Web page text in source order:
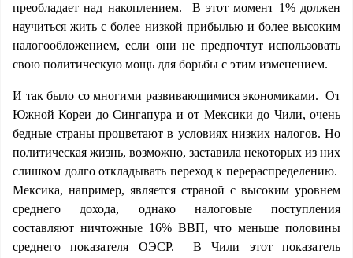
преобладает над накоплением. В этот момент 1% должен
научиться жить с более низкой прибылью и более высоким
налогообложением, если они не предпочтут использовать
свою политическую мощь для борьбы с этим изменением.
И так было со многими развивающимися экономиками. От
Южной Кореи до Сингапура и от Мексики до Чили, очень
бедные страны процветают в условиях низких налогов. Но
политическая жизнь, возможно, заставила некоторых из них
слишком долго откладывать переход к перераспределению.
Мексика, например, является страной с высоким уровнем
среднего дохода, однако налоговые поступления
составляют ничтожные 16% ВВП, что меньше половины
среднего показателя ОЭСР. В Чили этот показатель